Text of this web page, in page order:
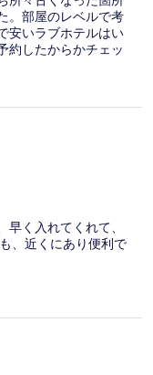
。部屋のレベルで考
安いラブホテルはい
約したからかチェッ
ービスはできない
のホテルのオフィ
く入れてくれて、
、近くにあり便利で